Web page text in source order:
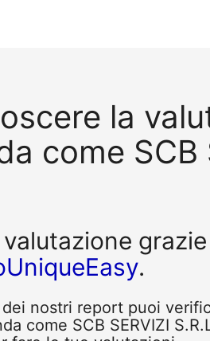
la
come SCB
.
nostri report puoi
come SCB SERVIZI